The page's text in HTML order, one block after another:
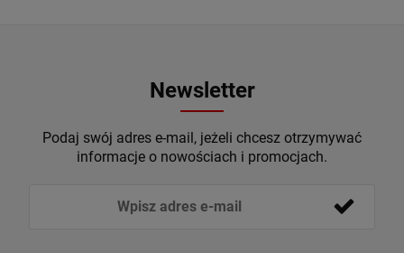
Newsletter
Podaj swój adres e-mail, jeżeli chcesz otrzymywać
informacje o nowościach i promocjach.